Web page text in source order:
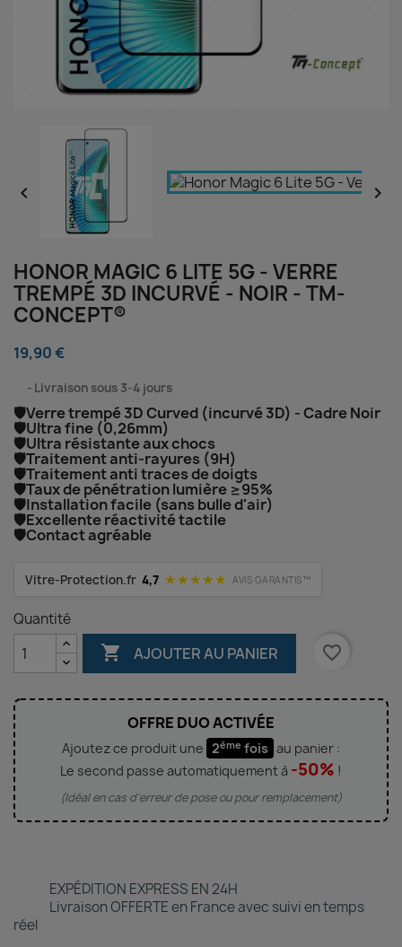
 
HONOR MAGIC 6 LITE 5G - VERRE
TREMPÉ 3D INCURVÉ - NOIR - TM-
CONCEPT®
19,90 €
Livraison sous 3-4 jours
🛡️Verre trempé 3D Curved (incurvé 3D) - Cadre Noir
🛡️Ultra fine (0,26mm)
🛡️Ultra résistante aux chocs
🛡️Traitement anti-rayures (9H)
🛡️Traitement anti traces de doigts
🛡️Taux de pénétration lumière ≥95%
🛡️Installation facile (sans bulle d'air)
🛡️Excellente réactivité tactile
🛡️Contact agréable
Vitre-Protection.fr 4,7 ★★★★★ AVIS GARANTIS™
Quantité
 AJOUTER AU PANIER favorite_border
OFFRE DUO ACTIVÉE
Ajoutez ce produit une 2ème fois au panier :
Le second passe automatiquement à -50% !
(Idéal en cas d'erreur de pose ou pour remplacement)
EXPÉDITION EXPRESS EN 24H
Livraison OFFERTE en France avec suivi en temps
réel